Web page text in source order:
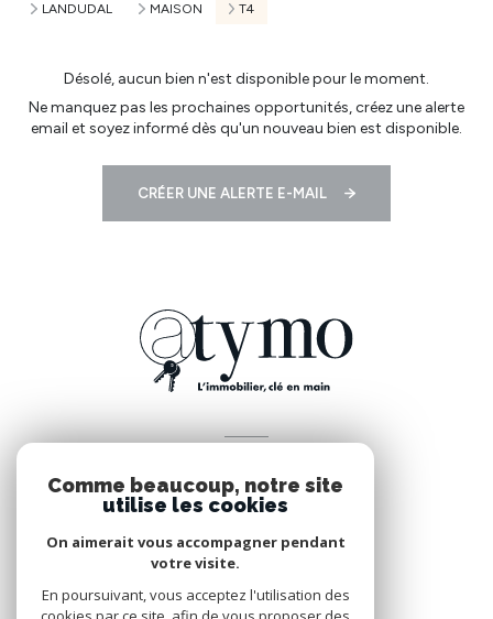
LANDUDAL
MAISON T4
Désolé, aucun bien n'est disponible pour le moment.
Ne manquez pas les prochaines opportunités, créez une alerte
email et soyez informé dès qu'un nouveau bien est disponible.
CRÉER UNE ALERTE E-MAIL
Espace propriétaire
Comme beaucoup, notre site
utilise les cookies
On aimerait vous accompagner pendant
votre visite.
En poursuivant, vous acceptez l'utilisation des